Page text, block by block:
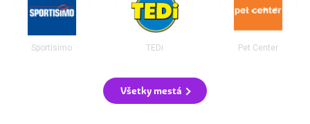
Sportisimo TEDi Pet Center
Všetky mestá